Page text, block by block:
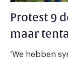
Protest 9
maar
‘We hebben